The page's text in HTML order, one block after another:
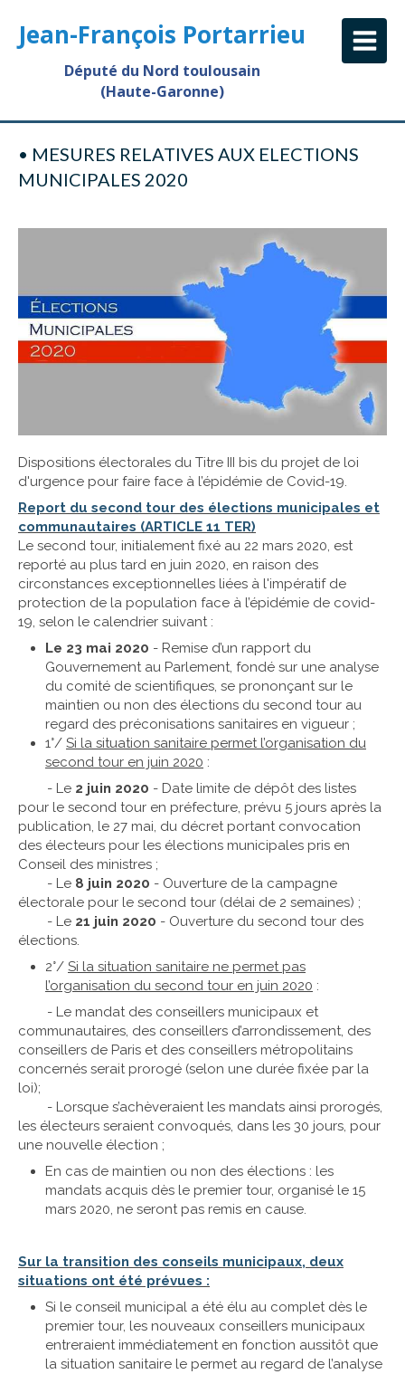
Jean-François Portarrieu
Député du Nord toulousain
(Haute-Garonne)
• MESURES RELATIVES AUX ELECTIONS
MUNICIPALES 2020
Dispositions électorales du Titre III bis du projet de loi
d'urgence pour faire face à l’épidémie de Covid-19.
Report du second tour des élections municipales et
communautaires (ARTICLE 11 TER)
Le second tour, initialement fixé au 22 mars 2020, est
reporté au plus tard en juin 2020, en raison des
circonstances exceptionnelles liées à l'impératif de
protection de la population face à l’épidémie de covid-
19, selon le calendrier suivant :
Le 23 mai 2020 - Remise d’un rapport du
Gouvernement au Parlement, fondé sur une analyse
du comité de scientifiques, se prononçant sur le
maintien ou non des élections du second tour au
regard des préconisations sanitaires en vigueur ;
1°/ Si la situation sanitaire permet l’organisation du
second tour en juin 2020 :
- Le 2 juin 2020 - Date limite de dépôt des listes
pour le second tour en préfecture, prévu 5 jours après la
publication, le 27 mai, du décret portant convocation
des électeurs pour les élections municipales pris en
Conseil des ministres ;
- Le 8 juin 2020 - Ouverture de la campagne
électorale pour le second tour (délai de 2 semaines) ;
- Le 21 juin 2020 - Ouverture du second tour des
élections.
2°/ Si la situation sanitaire ne permet pas
l’organisation du second tour en juin 2020 :
- Le mandat des conseillers municipaux et
communautaires, des conseillers d’arrondissement, des
conseillers de Paris et des conseillers métropolitains
concernés serait prorogé (selon une durée fixée par la
loi);
- Lorsque s’achèveraient les mandats ainsi prorogés,
les électeurs seraient convoqués, dans les 30 jours, pour
une nouvelle élection ;
En cas de maintien ou non des élections : les
mandats acquis dès le premier tour, organisé le 15
mars 2020, ne seront pas remis en cause.
Sur la transition des conseils municipaux, deux
situations ont été prévues :
Si le conseil municipal a été élu au complet dès le
premier tour, les nouveaux conseillers municipaux
entreraient immédiatement en fonction aussitôt que
la situation sanitaire le permet au regard de l’analyse